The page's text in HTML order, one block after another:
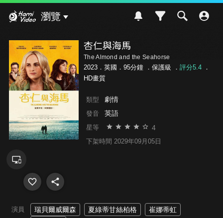
瀏覽
杏仁與海馬
The Almond and the Seahorse
2023．英國．95分鐘 ． 保護級 ． 評分5.4．
HD畫質
類型 劇情
發音 英語
星等 4
下架時間 2029年09月05日
演員 瑞貝爾威爾森 夏綠蒂甘絲柏格
崔娜蒂虹